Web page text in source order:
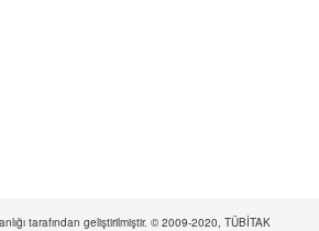
tarafından geliştirilmiştir. © 2009-2020, TÜBİTAK